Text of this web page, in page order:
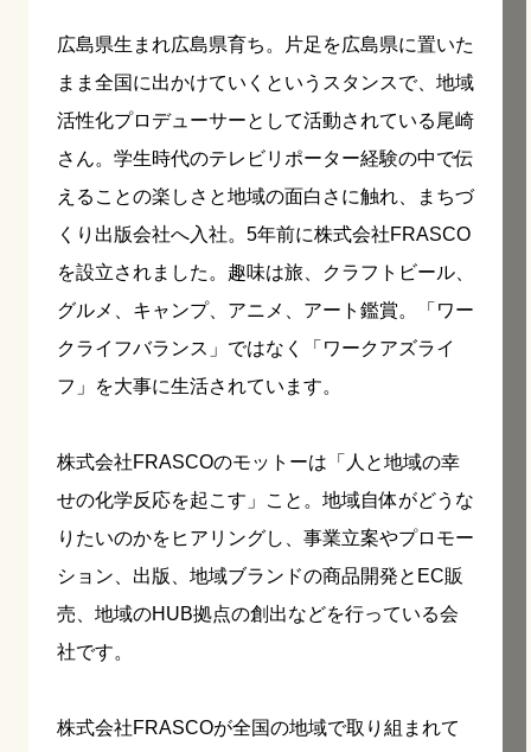
広島県生まれ広島県育ち。片足を広島県に置いた
まま全国に出かけていくというスタンスで、地域
活性化プロデューサーとして活動されている尾崎
さん。学生時代のテレビリポーター経験の中で伝
えることの楽しさと地域の面白さに触れ、まちづ
くり出版会社へ入社。5年前に株式会社FRASCO
を設立されました。趣味は旅、クラフトビール、
グルメ、キャンプ、アニメ、アート鑑賞。「ワー
クライフバランス」ではなく「ワークアズライ
フ」を大事に生活されています。
株式会社FRASCOのモットーは「人と地域の幸
せの化学反応を起こす」こと。地域自体がどうな
りたいのかをヒアリングし、事業立案やプロモー
ション、出版、地域ブランドの商品開発とEC販
売、地域のHUB拠点の創出などを行っている会
社です。
株式会社FRASCOが全国の地域で取り組まれて